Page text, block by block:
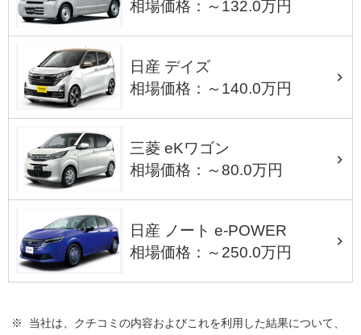
相場価格：～132.0万円
日産 デイズ
相場価格：～140.0万円
三菱 eKワゴン
相場価格：～80.0万円
日産 ノート e-POWER
相場価格：～250.0万円
※ 当社は、クチコミの内容およびこれを利用した結果について、